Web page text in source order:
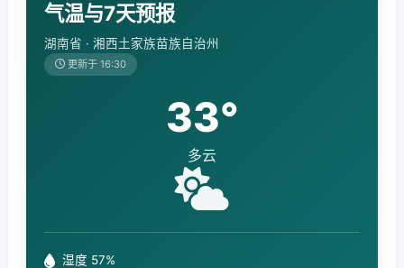
气温与7天预报
湖南省 · 湘西土家族苗族自治州
更新于 16:30
33°
多云
湿度 57%